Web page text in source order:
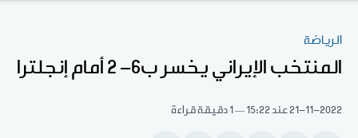
الرياضة
المنتخب الإيراني يخسر ب6- 2 أمام إنجلترا
21-11-2022عند 15:22 1 دقيقة قراءة